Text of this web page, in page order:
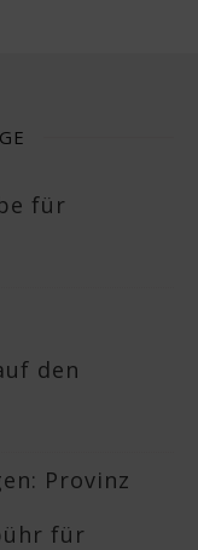
für
den
Provinz
für